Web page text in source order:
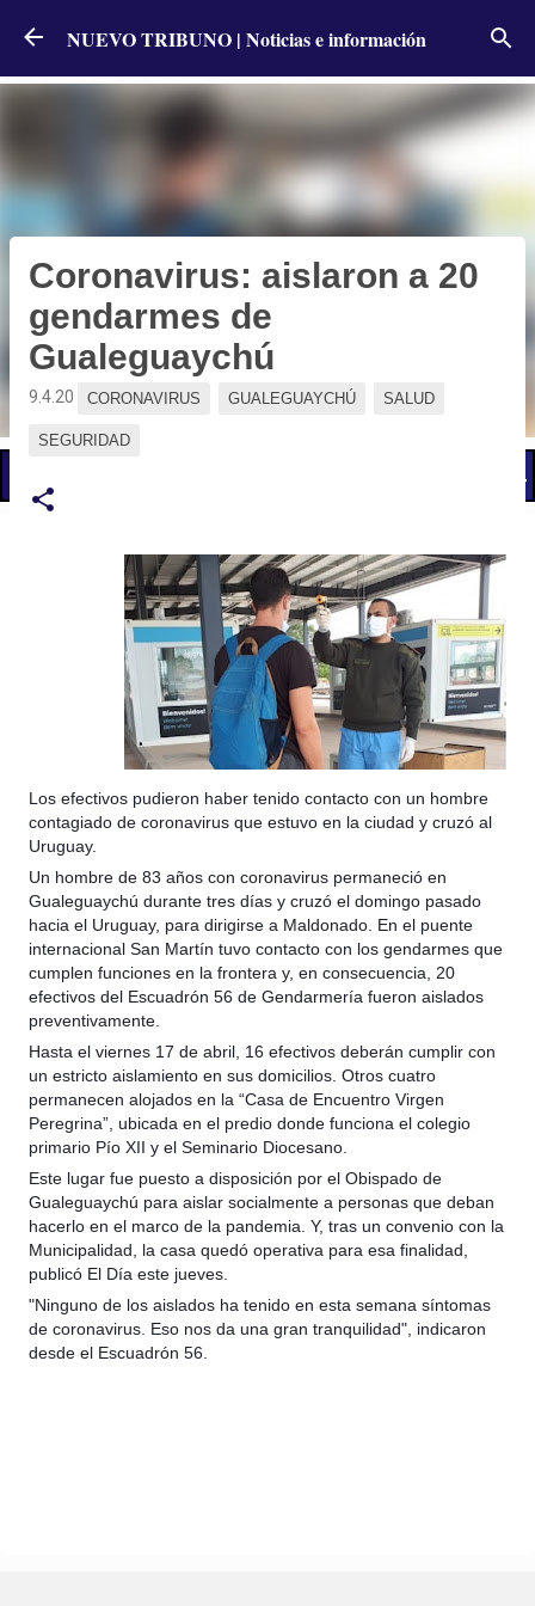
Ir al contenido principal
NUEVO TRIBUNO | Noticias e información
Coronavirus: aislaron a 20
gendarmes de
Gualeguaychú
9.4.20 CORONAVIRUS GUALEGUAYCHÚ SALUD
SEGURIDAD
Los efectivos pudieron haber tenido contacto con un hombre
contagiado de coronavirus que estuvo en la ciudad y cruzó al
Uruguay.
Un hombre de 83 años con coronavirus permaneció en
Gualeguaychú durante tres días y cruzó el domingo pasado
hacia el Uruguay, para dirigirse a Maldonado. En el puente
internacional San Martín tuvo contacto con los gendarmes que
cumplen funciones en la frontera y, en consecuencia, 20
efectivos del Escuadrón 56 de Gendarmería fueron aislados
preventivamente.
Hasta el viernes 17 de abril, 16 efectivos deberán cumplir con
un estricto aislamiento en sus domicilios. Otros cuatro
permanecen alojados en la “Casa de Encuentro Virgen
Peregrina”, ubicada en el predio donde funciona el colegio
primario Pío XII y el Seminario Diocesano.
Este lugar fue puesto a disposición por el Obispado de
Gualeguaychú para aislar socialmente a personas que deban
hacerlo en el marco de la pandemia. Y, tras un convenio con la
Municipalidad, la casa quedó operativa para esa finalidad,
publicó El Día este jueves.
"Ninguno de los aislados ha tenido en esta semana síntomas
de coronavirus. Eso nos da una gran tranquilidad", indicaron
desde el Escuadrón 56.